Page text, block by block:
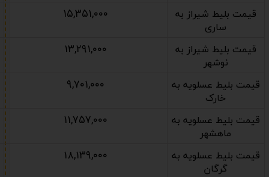
قیمت بلیط شیراز به
ساری
۱۵,۳۵۱,۰۰۰
قیمت بلیط شیراز به
نوشهر
۱۳,۲۹۱,۰۰۰
قیمت بلیط عسلویه به
خارک
۹,۷۰۱,۰۰۰
قیمت بلیط عسلویه به
ماهشهر
۱۱,۷۵۷,۰۰۰
قیمت بلیط عسلویه به
گرگان
۱۸,۱۳۹,۰۰۰